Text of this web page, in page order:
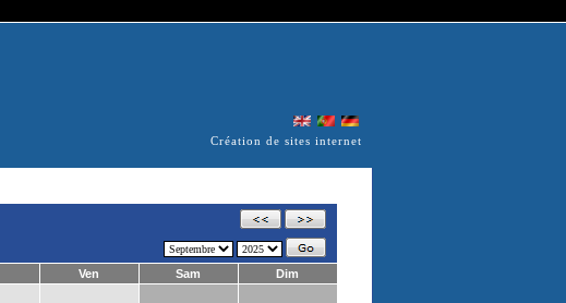
Création de sites internet
Ven Sam Dim